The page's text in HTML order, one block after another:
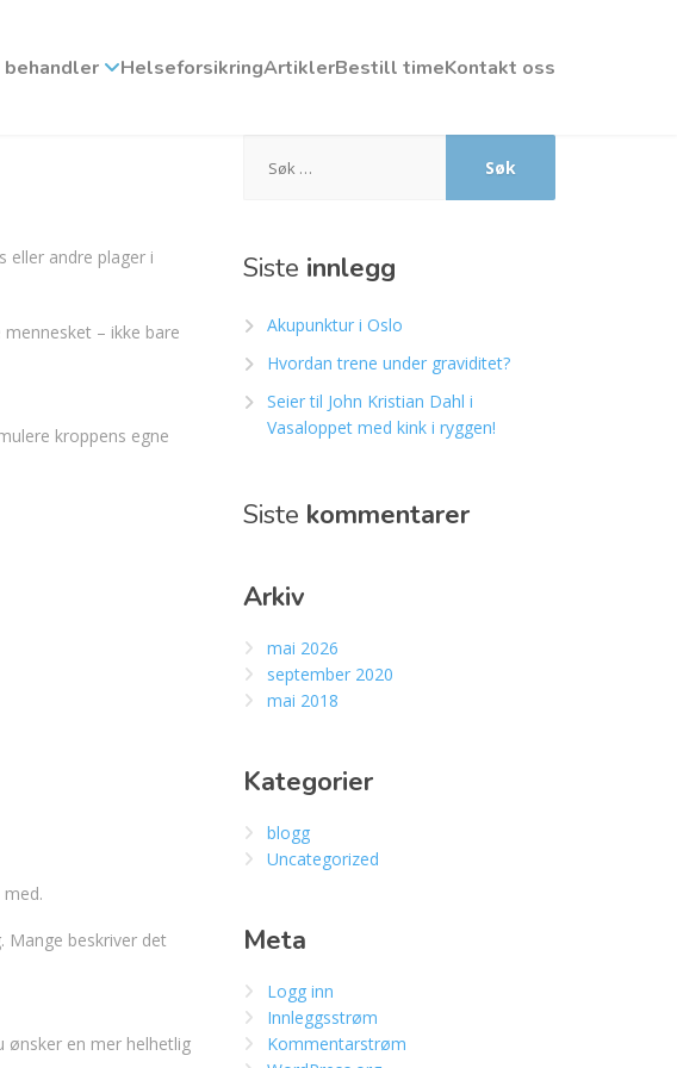
behandler HelseforsikringArtiklerBestill timeKontakt oss
eller andre plager i
– ikke bare
kroppens egne
Mange beskriver det
ønsker en mer helhetlig
etter:
Siste innlegg
Akupunktur i Oslo
Hvordan trene under graviditet?
Seier til John Kristian Dahl i
Vasaloppet med kink i ryggen!
Siste kommentarer
Arkiv
mai 2026
september 2020
mai 2018
Kategorier
blogg
Uncategorized
Meta
Logg inn
Innleggsstrøm
Kommentarstrøm